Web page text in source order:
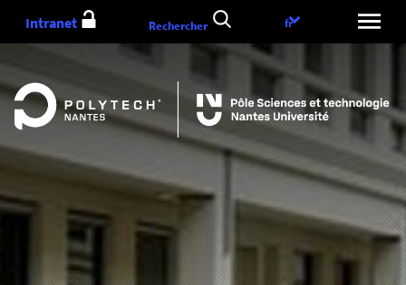
Aller
au
contenu
Intranet Rechercher
Choix
langue
fr